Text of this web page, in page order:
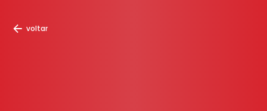
voltar